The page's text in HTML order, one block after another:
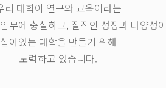
리 대학이 연구와 교육이라는
무에 충실하고, 질적인 성장과 다양성이
살아있는 대학을 만들기 위해
노력하고 있습니다.